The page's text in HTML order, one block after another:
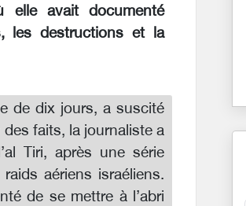
elle avait documenté
les destructions et la
de dix jours, a suscité
faits, la journaliste a
Tiri, après une série
aériens israéliens.
de se mettre à l’abri